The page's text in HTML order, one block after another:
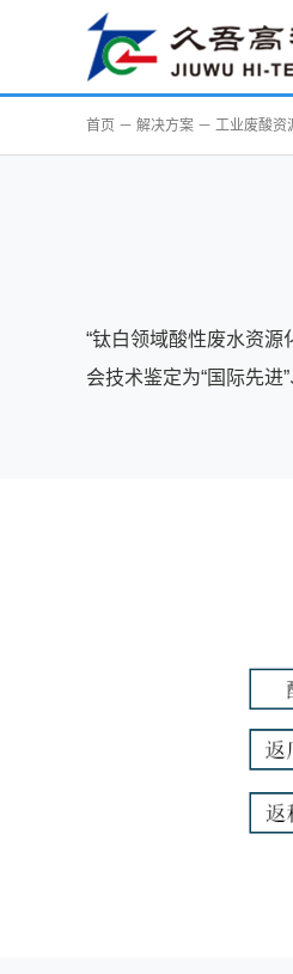
首页 － 解决方案 － 工业废酸资
“钛白领域酸性废水资
会技术鉴定为“国际先